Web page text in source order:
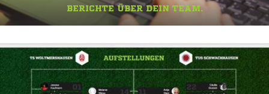
BERICHTE ÜBER DEIN TEAM.